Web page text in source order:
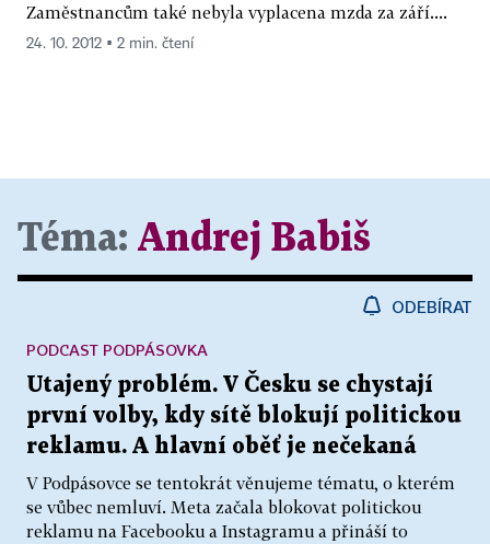
Zaměstnancům také nebyla vyplacena mzda za září....
24. 10. 2012 ▪ 2 min. čtení
Téma: Andrej Babiš
ODEBÍRAT
Utajený problém. V Česku se chystají
první volby, kdy sítě blokují politickou
reklamu. A hlavní oběť je nečekaná
V Podpásovce se tentokrát věnujeme tématu, o kterém
se vůbec nemluví. Meta začala blokovat politickou
reklamu na Facebooku a Instagramu a přináší to
PODCAST PODPÁSOVKA